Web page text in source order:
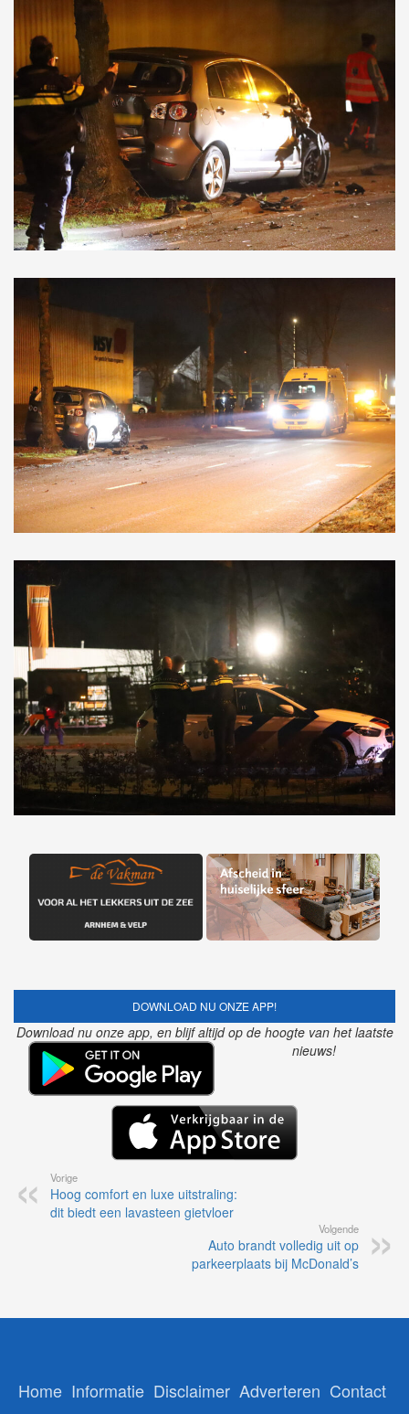
DOWNLOAD NU ONZE APP!
Download nu onze app, en blijf altijd op de hoogte van het laatste
nieuws!
Vorige
Hoog comfort en luxe uitstraling:
dit biedt een lavasteen gietvloer
Volgende
Auto brandt volledig uit op
parkeerplaats bij McDonald’s
Home Informatie Disclaimer Adverteren Contact